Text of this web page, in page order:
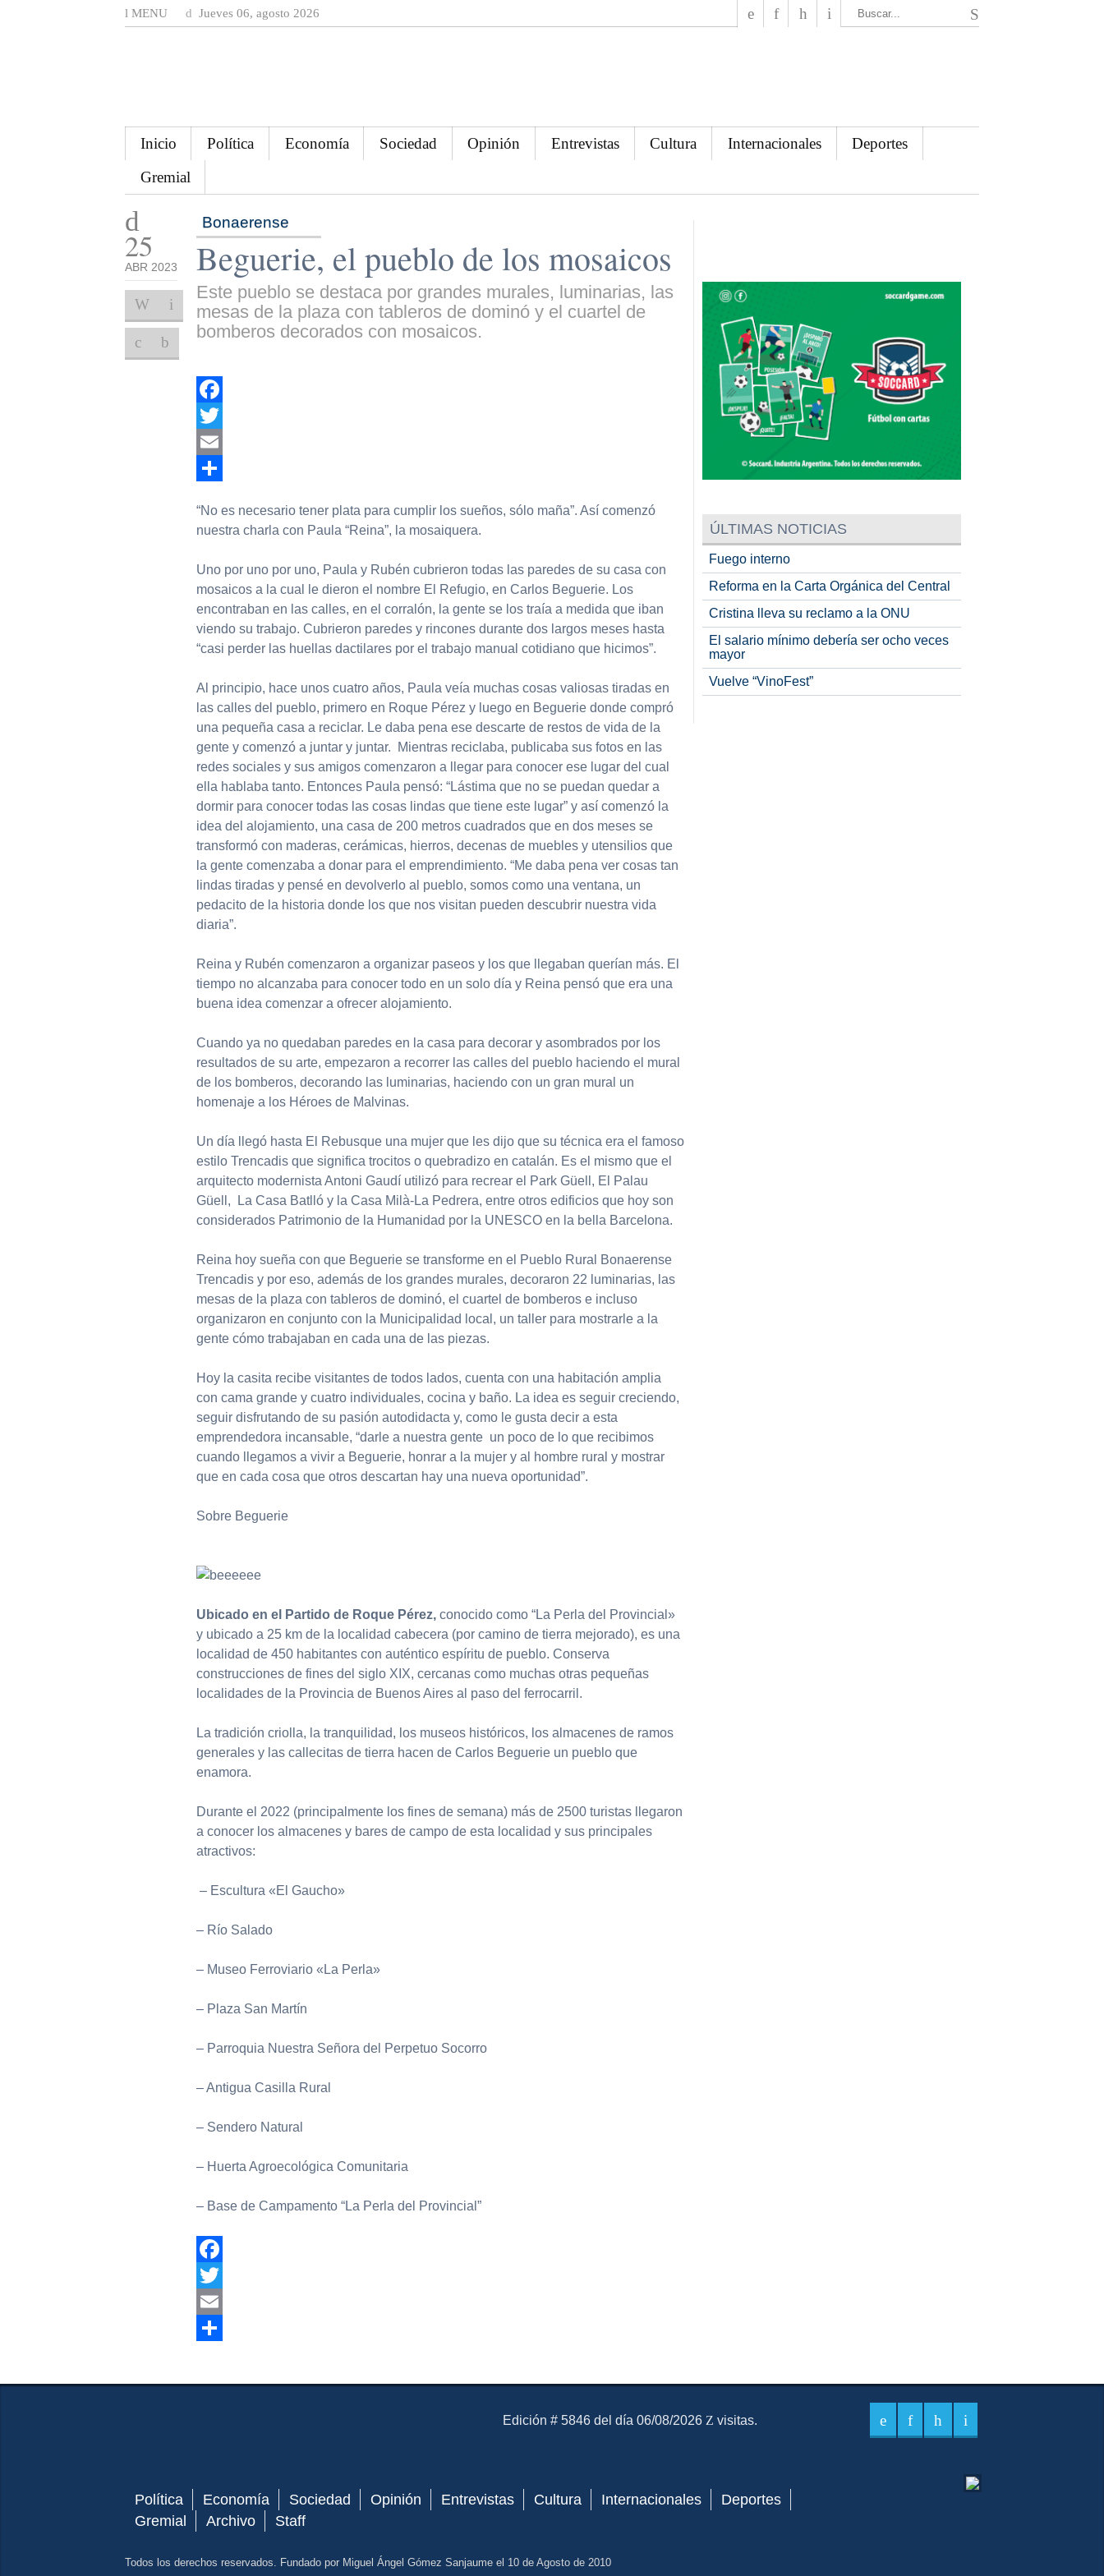
MENU Jueves 06, agosto 2026
Inicio Política Economía Sociedad Opinión Entrevistas Cultura Internacionales
Deportes
Gremial
25
ABR 2023
Bonaerense
Beguerie, el pueblo de los mosaicos
Este pueblo se destaca por grandes murales, luminarias, las
mesas de la plaza con tableros de dominó y el cuartel de
bomberos decorados con mosaicos.
Facebook
Twitter
Email
“No es necesario tener plata para cumplir los sueños, sólo maña”. Así comenzó
nuestra charla con Paula “Reina”, la mosaiquera.
Uno por uno por uno, Paula y Rubén cubrieron todas las paredes de su casa con
mosaicos a la cual le dieron el nombre El Refugio, en Carlos Beguerie. Los
encontraban en las calles, en el corralón, la gente se los traía a medida que iban
viendo su trabajo. Cubrieron paredes y rincones durante dos largos meses hasta
“casi perder las huellas dactilares por el trabajo manual cotidiano que hicimos”.
Al principio, hace unos cuatro años, Paula veía muchas cosas valiosas tiradas en
las calles del pueblo, primero en Roque Pérez y luego en Beguerie donde compró
una pequeña casa a reciclar. Le daba pena ese descarte de restos de vida de la
gente y comenzó a juntar y juntar. Mientras reciclaba, publicaba sus fotos en las
redes sociales y sus amigos comenzaron a llegar para conocer ese lugar del cual
ella hablaba tanto. Entonces Paula pensó: “Lástima que no se puedan quedar a
dormir para conocer todas las cosas lindas que tiene este lugar” y así comenzó la
idea del alojamiento, una casa de 200 metros cuadrados que en dos meses se
transformó con maderas, cerámicas, hierros, decenas de muebles y utensilios que
la gente comenzaba a donar para el emprendimiento. “Me daba pena ver cosas tan
lindas tiradas y pensé en devolverlo al pueblo, somos como una ventana, un
pedacito de la historia donde los que nos visitan pueden descubrir nuestra vida
diaria”.
Reina y Rubén comenzaron a organizar paseos y los que llegaban querían más. El
tiempo no alcanzaba para conocer todo en un solo día y Reina pensó que era una
buena idea comenzar a ofrecer alojamiento.
Cuando ya no quedaban paredes en la casa para decorar y asombrados por los
resultados de su arte, empezaron a recorrer las calles del pueblo haciendo el mural
de los bomberos, decorando las luminarias, haciendo con un gran mural un
homenaje a los Héroes de Malvinas.
Un día llegó hasta El Rebusque una mujer que les dijo que su técnica era el famoso
estilo Trencadis que significa trocitos o quebradizo en catalán. Es el mismo que el
arquitecto modernista Antoni Gaudí utilizó para recrear el Park Güell, El Palau
Güell, La Casa Batlló y la Casa Milà-La Pedrera, entre otros edificios que hoy son
considerados Patrimonio de la Humanidad por la UNESCO en la bella Barcelona.
Reina hoy sueña con que Beguerie se transforme en el Pueblo Rural Bonaerense
Trencadis y por eso, además de los grandes murales, decoraron 22 luminarias, las
mesas de la plaza con tableros de dominó, el cuartel de bomberos e incluso
organizaron en conjunto con la Municipalidad local, un taller para mostrarle a la
gente cómo trabajaban en cada una de las piezas.
Hoy la casita recibe visitantes de todos lados, cuenta con una habitación amplia
con cama grande y cuatro individuales, cocina y baño. La idea es seguir creciendo,
seguir disfrutando de su pasión autodidacta y, como le gusta decir a esta
emprendedora incansable, “darle a nuestra gente un poco de lo que recibimos
cuando llegamos a vivir a Beguerie, honrar a la mujer y al hombre rural y mostrar
que en cada cosa que otros descartan hay una nueva oportunidad”.
Sobre Beguerie
Ubicado en el Partido de Roque Pérez, conocido como “La Perla del Provincial»
y ubicado a 25 km de la localidad cabecera (por camino de tierra mejorado), es una
localidad de 450 habitantes con auténtico espíritu de pueblo. Conserva
construcciones de fines del siglo XIX, cercanas como muchas otras pequeñas
localidades de la Provincia de Buenos Aires al paso del ferrocarril.
La tradición criolla, la tranquilidad, los museos históricos, los almacenes de ramos
generales y las callecitas de tierra hacen de Carlos Beguerie un pueblo que
enamora.
Durante el 2022 (principalmente los fines de semana) más de 2500 turistas llegaron
a conocer los almacenes y bares de campo de esta localidad y sus principales
atractivos:
– Escultura «El Gaucho»
– Río Salado
– Museo Ferroviario «La Perla»
– Plaza San Martín
– Parroquia Nuestra Señora del Perpetuo Socorro
– Antigua Casilla Rural
– Sendero Natural
– Huerta Agroecológica Comunitaria
– Base de Campamento “La Perla del Provincial”
Facebook
Twitter
Email
ÚLTIMAS NOTICIAS
Fuego interno
Reforma en la Carta Orgánica del Central
Cristina lleva su reclamo a la ONU
El salario mínimo debería ser ocho veces
mayor
Vuelve “VinoFest”
El Mensajero Diario
Edición # 5846 del día 06/08/2026 visitas.
Política Economía Sociedad Opinión Entrevistas Cultura Internacionales
Deportes
Gremial
Archivo Staff
Todos los derechos reservados. Fundado por Miguel Ángel Gómez Sanjaume el 10 de Agosto de 2010